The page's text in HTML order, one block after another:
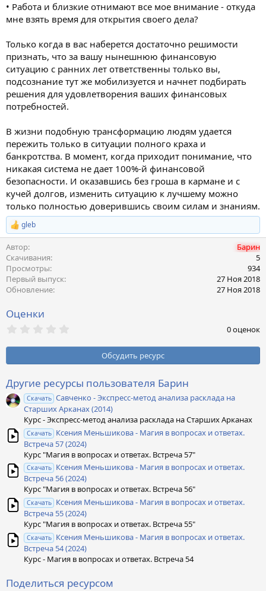
• Работа и близкие отнимают все мое внимание - откуда
мне взять время для открытия своего дела?
Только когда в вас наберется достаточно решимости
признать, что за вашу нынешнюю финансовую
ситуацию с ранних лет ответственны только вы,
подсознание тут же мобилизуется и начнет подбирать
решения для удовлетворения ваших финансовых
потребностей.
В жизни подобную трансформацию людям удается
пережить только в ситуации полного краха и
банкротства. В момент, когда приходит понимание, что
никакая система не дает 100%-й финансовой
безопасности. И оказавшись без гроша в кармане и с
кучей долгов, изменить ситуацию к лучшему можно
только полностью доверившись своим силам и знаниям.
Р
е
а
к
ц
и
и
:
gleb
Автор
Барин
Скачивания
5
Просмотры
934
Первый выпуск
27 Ноя 2018
Обновление
27 Ноя 2018
Оценки
0
з
ё
з
д
0 оценок
Обсудить ресурс
Другие ресурсы пользователя Барин
Скачать Савченко - Экспресс-метод анализа расклада на
Старших Арканах (2014)
Курс - Экспресс-метод анализа расклада на Старших Арканах
Скачать Ксения Меньшикова - Магия в вопросах и ответах.
Встреча 57 (2024)
Курс "Магия в вопросах и ответах. Встреча 57"
Скачать Ксения Меньшикова - Магия в вопросах и ответах.
Встреча 56 (2024)
Курс "Магия в вопросах и ответах. Встреча 56"
Скачать Ксения Меньшикова - Магия в вопросах и ответах.
Встреча 55 (2024)
Курс "Магия в вопросах и ответах. Встреча 55"
Скачать Ксения Меньшикова - Магия в вопросах и ответах.
Встреча 54 (2024)
Курс - Магия в вопросах и ответах. Встреча 54
Поделиться ресурсом